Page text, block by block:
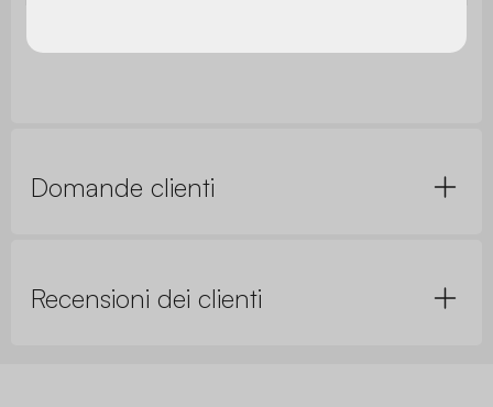
Domande clienti
Recensioni dei clienti